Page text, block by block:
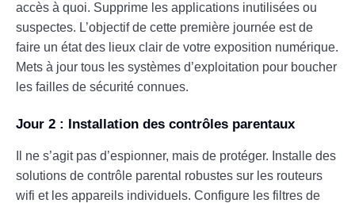
accès à quoi. Supprime les applications inutilisées ou
suspectes. L’objectif de cette première journée est de
faire un état des lieux clair de votre exposition numérique.
Mets à jour tous les systèmes d’exploitation pour boucher
les failles de sécurité connues.
Jour 2 : Installation des contrôles parentaux
Il ne s’agit pas d’espionner, mais de protéger. Installe des
solutions de contrôle parental robustes sur les routeurs
wifi et les appareils individuels. Configure les filtres de